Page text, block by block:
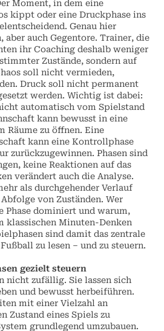
Moment, in dem eine
kippt oder eine Druckphase ins
Genau hier
aber auch Gegentore. Trainer, die
ihr Coaching deshalb weniger
Zustände, sondern auf
soll nicht vermieden,
Druck soll nicht permanent
werden. Wichtig ist dabei:
automatisch vom Spielstand
kann bewusst in eine
Räume zu öffnen. Eine
kann eine Kontrollphase
zurückzugewinnen. Phasen sind
keine Reaktionen auf das
verändert auch die Analyse.
als durchgehender Verlauf
von Zuständen. Wer
Phase dominiert und warum,
klassischen Minuten-Denken
sind damit das zentrale
zu lesen – und zu steuern.
gezielt steuern
nicht zufällig. Sie lassen sich
und bewusst herbeiführen.
mit einer Vielzahl an
Zustand eines Spiels zu
grundlegend umzubauen.